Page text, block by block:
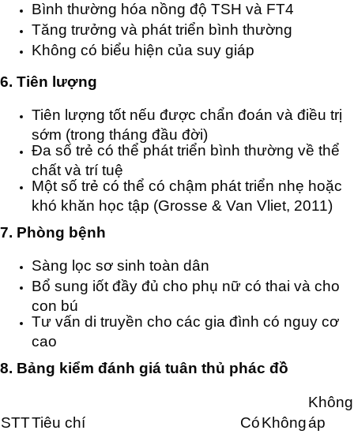
Bình thường hóa nồng độ TSH và FT4
Tăng trưởng và phát triển bình thường
Không có biểu hiện của suy giáp
6. Tiên lượng
Tiên lượng tốt nếu được chẩn đoán và điều trị
sớm (trong tháng đầu đời)
Đa số trẻ có thể phát triển bình thường về thể
chất và trí tuệ
Một số trẻ có thể có chậm phát triển nhẹ hoặc
khó khăn học tập (Grosse & Van Vliet, 2011)
7. Phòng bệnh
Sàng lọc sơ sinh toàn dân
Bổ sung iốt đầy đủ cho phụ nữ có thai và cho
con bú
Tư vấn di truyền cho các gia đình có nguy cơ
cao
8. Bảng kiểm đánh giá tuân thủ phác đồ
STTTiêu chí CóKhông
Không
áp